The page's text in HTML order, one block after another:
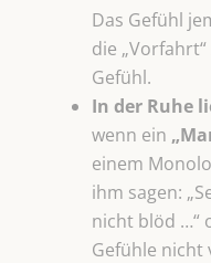
Das Gefühl
die
Gefühl.
In der Ruhe
wenn ein
einem
ihm sagen:
nicht blöd …“
Gefühle nicht